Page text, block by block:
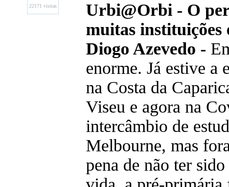
22171 visitas
Urbi@Orbi - O
muitas instituições
Diogo Azevedo -
enorme. Já estive a
na Costa da
Viseu e agora na
intercâmbio de
Melbourne, mas
pena de não ter